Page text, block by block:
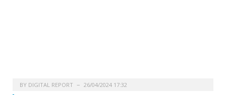
BY DIGITAL REPORT 26/04/2024 17:32